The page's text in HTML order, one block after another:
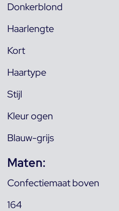
Donkerblond
Haarlengte
Kort
Haartype
Stijl
Kleur ogen
Blauw-grijs
Maten:
Confectiemaat boven
164